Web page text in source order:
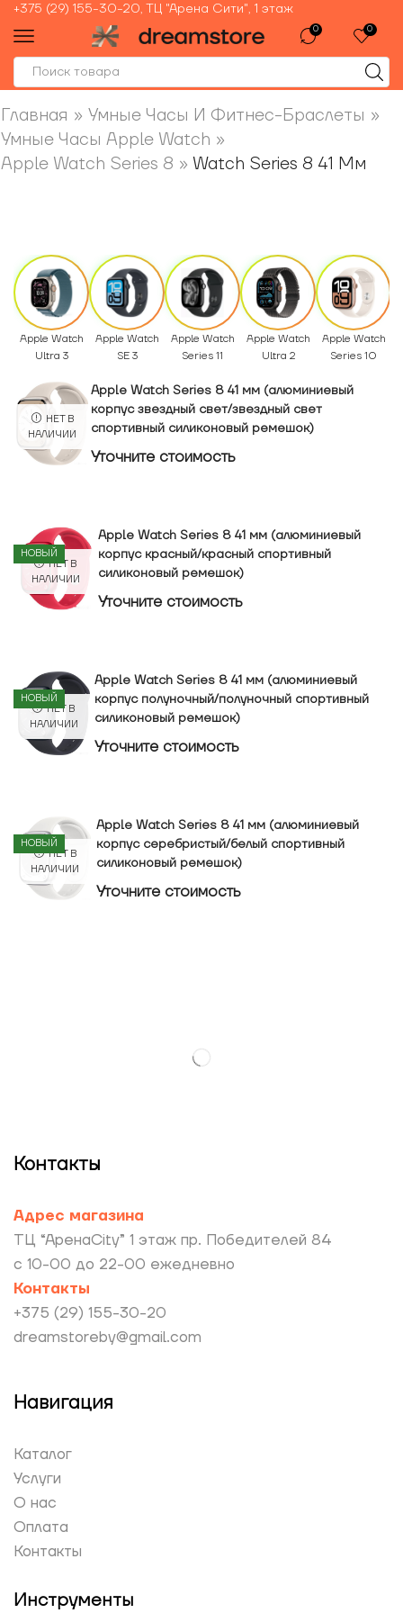
+375 (29) 155-30-20, ТЦ "Арена Сити", 1 этаж
0 0
Главная » Умные Часы И Фитнес-Браслеты »
Умные Часы Apple Watch »
Apple Watch Series 8 » Watch Series 8 41 Мм
Apple Watch
Ultra 3
Apple Watch
SE 3
Apple Watch
Series 11
Apple Watch
Ultra 2
Apple Watch
Series 10
НЕТ В
НАЛИЧИИ
Apple Watch Series 8 41 мм (алюминиевый
корпус звездный свет/звездный свет
спортивный силиконовый ремешок)
Уточнитe стоимость
НОВЫЙ
НЕТ В
НАЛИЧИИ
Apple Watch Series 8 41 мм (алюминиевый
корпус красный/красный спортивный
силиконовый ремешок)
Уточнитe стоимость
НОВЫЙ
НЕТ В
НАЛИЧИИ
Apple Watch Series 8 41 мм (алюминиевый
корпус полуночный/полуночный спортивный
силиконовый ремешок)
Уточнитe стоимость
НОВЫЙ
НЕТ В
НАЛИЧИИ
Apple Watch Series 8 41 мм (алюминиевый
корпус серебристый/белый спортивный
силиконовый ремешок)
Уточнитe стоимость
Контакты
Адрес магазина
ТЦ “АренаCity” 1 этаж пр. Победителей 84
с 10-00 до 22-00 ежедневно
Контакты
+375 (29) 155-30-20
dreamstoreby@gmail.com
Навигация
Каталог
Услуги
О нас
Оплата
Контакты
Инструменты